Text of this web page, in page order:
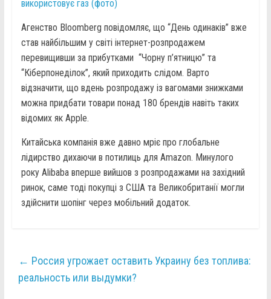
використовує газ (фото)
Агенство Bloomberg повідомляє, що “День одинаків” вже
став найбільшим у світі інтернет-розпродажем
перевищивши за прибутками “Чорну п’ятницю” та
“Кіберпонеділок”, який приходить слідом. Варто
відзначити, що вдень розпродажу із вагомами знижками
можна придбати товари понад 180 брендів навіть таких
відомих як Apple.
Китайська компанія вже давно мріє про глобальне
лідирство дихаючи в потилиць для Amazon. Минулого
року Alibaba вперше вийшов з розпродажами на західний
ринок, саме тоді покупці з США та Великобританії могли
здійснити шопінг через мобільний додаток.
← Россия угрожает оставить Украину без топлива:
реальность или выдумки?